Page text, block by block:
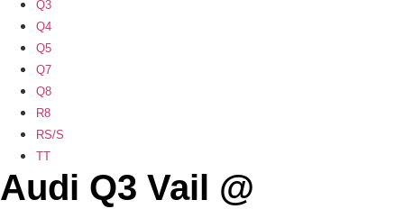
Q3
Q4
Q5
Q7
Q8
R8
RS/S
TT
Audi Q3 Vail @